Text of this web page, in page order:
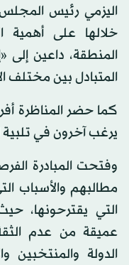
اليزمي رئيس
خلالها على
المنطقة، داعين إلى
المتبادل بين مختلف
كما حضر المناظرة
يرغب آخرون في تلبية
وفتحت المبادرة
مطالبهم والأسباب
التي يقترحونها،
عميقة من عدم
الدولة والمنتخبين